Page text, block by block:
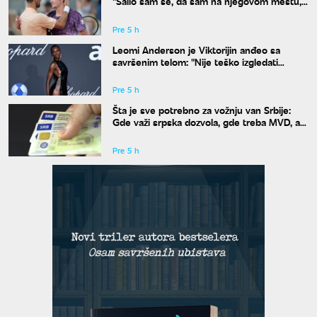
Pre 5 h
Leomi Anderson je Viktorijin anđeo sa
savršenim telom: "Nije teško izgledati
Pre 5 h
Šta je sve potrebno za vožnju van Srbije:
Gde važi srpska dozvola, gde treba MVD, a
Pre 5 h